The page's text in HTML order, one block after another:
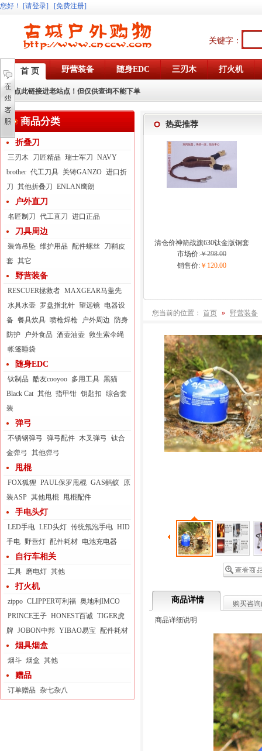
您好 ！ [请登录] [免费注册]
关键字：
首 页 野营装备 随身EDC 三刃木 打火机
点此链接进老站点！但仅供查询不能下单
商品分类
折叠刀
三刃木 刀匠精品 瑞士军刀 NAVY
brother 代工刀具 关铸GANZO 进口折
刀 其他折叠刀 ENLAN鹰朗
户外直刀
名匠制刀 代工直刀 进口正品
刀具周边
装饰吊坠 维护用品 配件螺丝
刀鞘皮
套 其它
野营装备
RESCUER拯救者 MAXGEAR马盖先
水具水壶 罗盘指北针 望远镜 电器设
备 餐具炊具 喷枪焊枪 户外周边
防身
防护
户外食品 酒壶油壶 救生索伞绳
帐篷睡袋
随身EDC
钛制品 酷友cooyoo 多用工具 黑猫
Black Cat 其他 指甲钳 钥匙扣 综合套
装
弹弓
不锈钢弹弓 弹弓配件 木叉弹弓
钛合
金弹弓
其他弹弓
甩棍
FOX狐狸 PAUL保罗甩棍 GAS蚂蚁
原
装ASP 其他甩棍 甩棍配件
手电头灯
LED手电 LED头灯 传统氖泡手电 HID
手电 野营灯 配件耗材 电池充电器
自行车相关
工具 磨电灯 其他
打火机
zippo CLIPPER可利福 奥地利IMCO
PRINCE王子 HONEST百诚 TIGER虎
牌 JOBON中邦 YIBAO易宝 配件耗材
烟具烟盒
烟斗 烟盒 其他
赠品
订单赠品 杂七杂八
热卖推荐
清仓价神箭战旗630钛金版铜套
弓眼反曲球卡六股弹弓
市场价:￥298.00
销售价: ￥120.00
您当前的位置： 首页 » 野营装备
商品详情
购买咨询
商品详细说明